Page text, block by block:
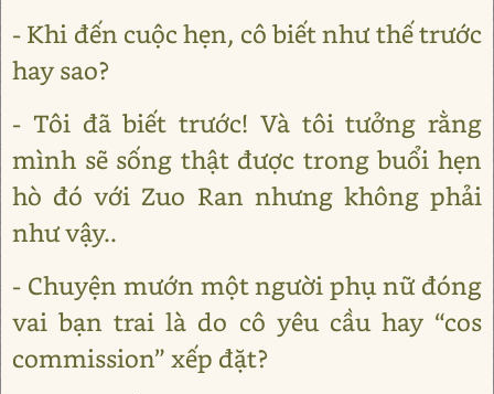
- Khi đến cuộc hẹn, cô biết như thế trước
hay sao?
- Tôi đã biết trước! Và tôi tưởng rằng
mình sẽ sống thật được trong buổi hẹn
hò đó với Zuo Ran nhưng không phải
như vậy..
- Chuyện mướn một người phụ nữ đóng
vai bạn trai là do cô yêu cầu hay “cos
commission” xếp đặt?